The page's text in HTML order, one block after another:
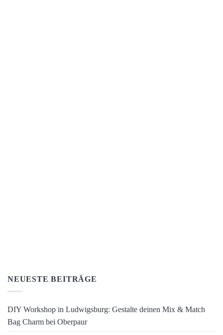
NEUESTE BEITRÄGE
DIY Workshop in Ludwigsburg: Gestalte deinen Mix & Match
Bag Charm bei Oberpaur